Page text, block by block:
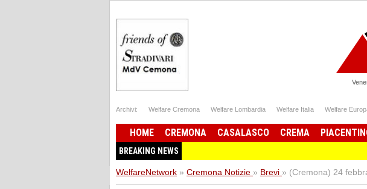
Archivi: Welfare Cremona Welfare Lombardia Welfare Italia Welfare
HOME CREMONA CASALASCO CREMA
BREAKING NEWS
WelfareNetwork » Cremona Notizie » Brevi » (Cremona) 24